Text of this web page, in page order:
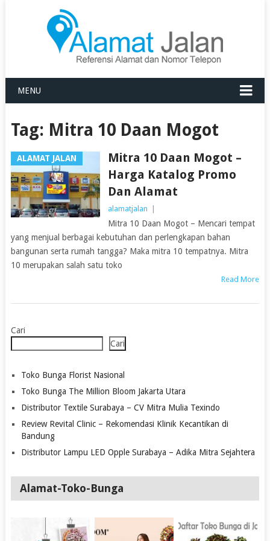
MENU
Tag: Mitra 10 Daan Mogot
ALAMAT JALAN
Mitra 10 Daan Mogot –
Harga Katalog Promo
Dan Alamat
alamatjalan
Mitra 10 Daan Mogot – Mencari tempat
yang menjual berbagai kebutuhan dan perlengkapan bahan
bangunan serta rumah tangga? Maka mitra 10 tempatnya. Mitra
10 merupakan salah satu toko
Read More
Cari
Cari
Toko Bunga Florist Nasional
Toko Bunga The Million Bloom Jakarta Utara
Distributor Textile Surabaya – CV Mitra Mulia Texindo
Review Revital Clinic – Rekomendasi Klinik Kecantikan di
Bandung
Distributor Lampu LED Opple Surabaya – Adika Mitra Sejahtera
Alamat-Toko-Bunga